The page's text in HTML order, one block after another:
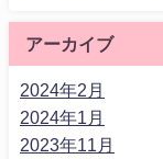
アーカイブ
2024年2月
2024年1月
2023年11月